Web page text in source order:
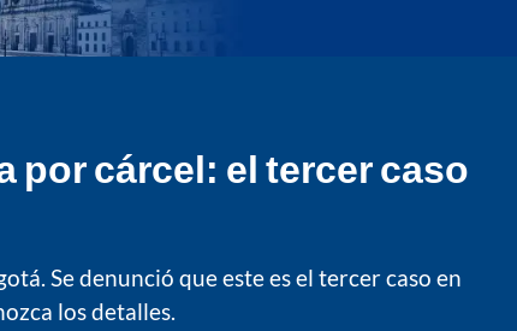
por cárcel: el tercer caso
Se denunció que este es el tercer caso en
los detalles.